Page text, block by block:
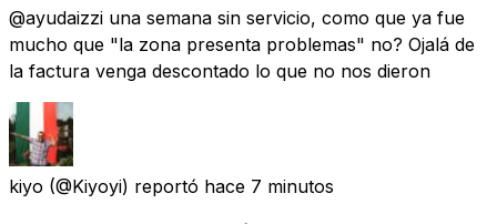
@ayudaizzi una semana sin servicio, como que ya fue
mucho que "la zona presenta problemas" no? Ojalá de
la factura venga descontado lo que no nos dieron
kiyo (@Kiyoyi) reportó hace 7 minutos